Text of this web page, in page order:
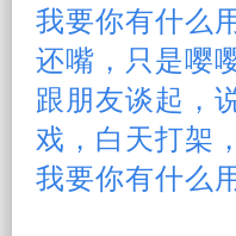
我要你有什么
还嘴，只是嘤
跟 朋友谈起，
戏，白天打架
我要你有什么